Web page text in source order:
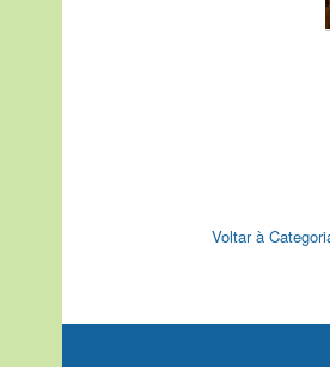
Voltar à